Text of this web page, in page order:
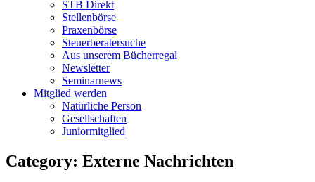
STB Direkt
Stellenbörse
Praxenbörse
Steuerberatersuche
Aus unserem Bücherregal
Newsletter
Seminarnews
Mitglied werden
Natürliche Person
Gesellschaften
Juniormitglied
Category: Externe Nachrichten